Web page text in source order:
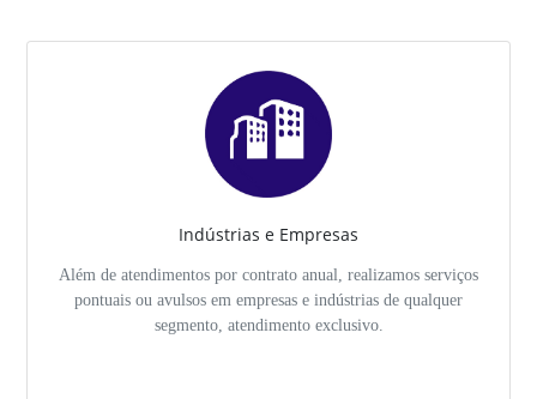
Indústrias e Empresas
Além de atendimentos por contrato anual, realizamos serviços
pontuais ou avulsos em empresas e indústrias de qualquer
segmento, atendimento exclusivo.